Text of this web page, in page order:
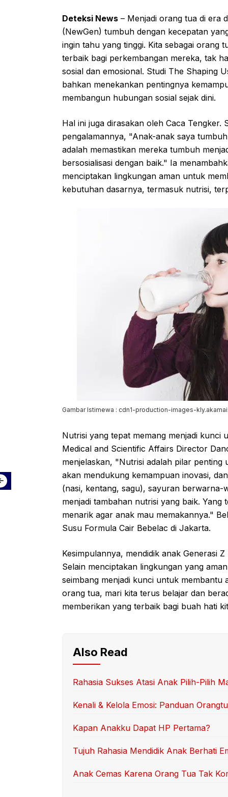
Deteksi News – Menjadi orang tua di era
(NewGen) tumbuh dengan kecepatan
ingin tahu yang tinggi. Kita sebagai orang
terbaik bagi perkembangan mereka, tak
sosial dan emosional. Studi The Shaping
bahkan menekankan pentingnya
membangun hubungan sosial sejak dini.
Hal ini juga dirasakan oleh Caca Tengker.
pengalamannya, "Anak-anak saya
adalah memastikan mereka tumbuh
bersosialisasi dengan baik." Ia
menciptakan lingkungan aman untuk
kebutuhan dasarnya, termasuk nutrisi,
Gambar Istimewa : cdn1-production-images-
Nutrisi yang tepat memang menjadi kunci
Medical and Scientific Affairs Director
menjelaskan, "Nutrisi adalah pilar
akan mendukung kemampuan inovasi,
(nasi, kentang, sagu), sayuran berwarna-
menjadi tambahan nutrisi yang baik.
menarik agar anak mau memakannya."
Susu Formula Cair Bebelac di Jakarta.
Kesimpulannya, mendidik anak Generasi
Selain menciptakan lingkungan yang
seimbang menjadi kunci untuk membantu
orang tua, mari kita terus belajar dan
memberikan yang terbaik bagi buah hati
Also Read
Rahasia Sukses Atasi Anak Pilih-Pilih
Kenali & Kelola Emosi: Panduan
Kapan Anakku Dapat HP Pertama?
Tujuh Rahasia Mendidik Anak Berhati
Anak Cemas Karena Orang Tua Tak